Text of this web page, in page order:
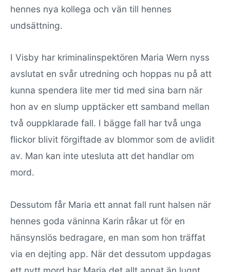
hennes nya kollega och vän till hennes
undsättning.
I Visby har kriminalinspektören Maria Wern nyss
avslutat en svår utredning och hoppas nu på att
kunna spendera lite mer tid med sina barn när
hon av en slump upptäcker ett samband mellan
två ouppklarade fall. I bägge fall har två unga
flickor blivit förgiftade av blommor som de avlidit
av. Man kan inte utesluta att det handlar om
mord.
Dessutom får Maria ett annat fall runt halsen när
hennes goda väninna Karin råkar ut för en
hänsynslös bedragare, en man som hon träffat
via en dejting app. När det dessutom uppdagas